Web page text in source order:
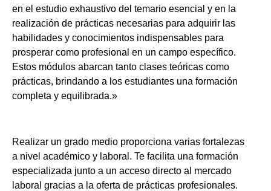
en el estudio exhaustivo del temario esencial y en la
realización de prácticas necesarias para adquirir las
habilidades y conocimientos indispensables para
prosperar como profesional en un campo específico.
Estos módulos abarcan tanto clases teóricas como
prácticas, brindando a los estudiantes una formación
completa y equilibrada.»
Realizar un grado medio proporciona varias fortalezas
a nivel académico y laboral. Te facilita una formación
especializada junto a un acceso directo al mercado
laboral gracias a la oferta de prácticas profesionales.